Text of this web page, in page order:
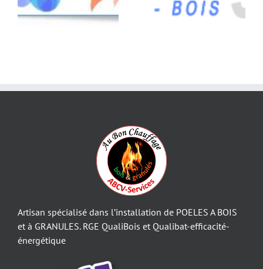
condensation à Saint
Arnoult
condensation à
Rambouillet
Artisan spécialisé dans l’installation de POELES A BOIS
et à GRANULES. RGE QualiBois et Qualibat-efficacité-
énergétique